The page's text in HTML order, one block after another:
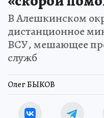
В Алешкинском
дистанционное
ВСУ, мешающее
служб
Олег БЫКОВ